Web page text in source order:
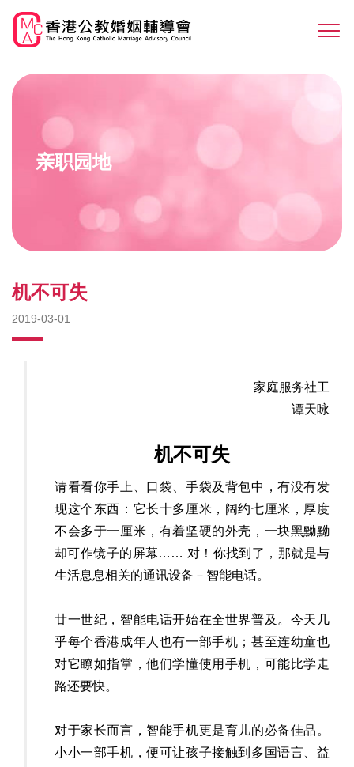
main
亲职园地
机不可失
2019-03-01
家庭服务社工
谭天咏
机不可失
请看看你手上、口袋、手袋及背包中，有没有发
现这个东西：它长十多厘米，阔约七厘米，厚度
不会多于一厘米，有着坚硬的外壳，一块黑黝黝
却可作镜子的屏幕…… 对！你找到了，那就是与
生活息息相关的通讯设备－智能电话。
廿一世纪，智能电话开始在全世界普及。今天几
乎每个香港成年人也有一部手机；甚至连幼童也
对它瞭如指掌，他们学懂使用手机，可能比学走
路还要快。
对于家长而言，智能手机更是育儿的必备佳品。
小小一部手机，便可让孩子接触到多国语言、益